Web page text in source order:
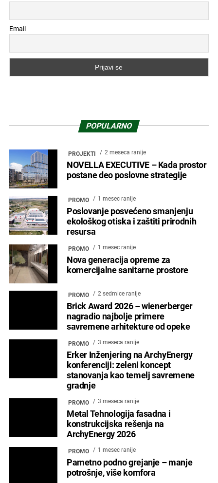
Email
POPULARNO
PROJEKTI 2 meseca ranije
NOVELLA EXECUTIVE – Kada prostor
postane deo poslovne strategije
PROMO 1 mesec ranije
Poslovanje posvećeno smanjenju
ekološkog otiska i zaštiti prirodnih
resursa
PROMO 1 mesec ranije
Nova generacija opreme za
komercijalne sanitarne prostore
PROMO 2 sedmice ranije
Brick Award 2026 – wienerberger
nagradio najbolje primere
savremene arhitekture od opeke
PROMO 3 meseca ranije
Erker Inženjering na ArchyEnergy
konferenciji: zeleni koncept
stanovanja kao temelj savremene
gradnje
PROMO 3 meseca ranije
Metal Tehnologija fasadna i
konstrukcijska rešenja na
ArchyEnergy 2026
PROMO 1 mesec ranije
Pametno podno grejanje – manje
potrošnje, više komfora